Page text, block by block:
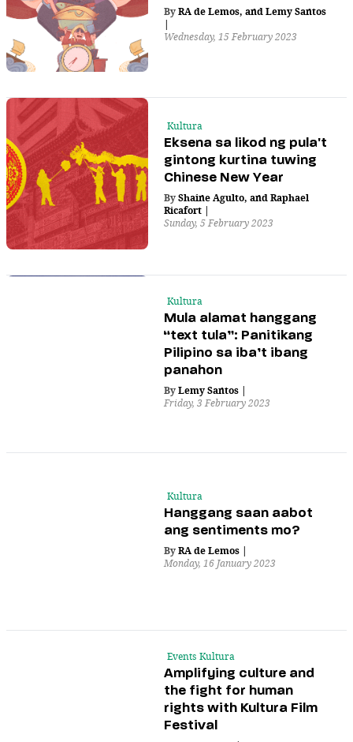
ByRA de Lemos, andLemy Santos
|
Wednesday, 15 February 2023
Kultura
Eksena sa likod ng pula't
gintong kurtina tuwing
Chinese New Year
ByShaine Agulto, andRaphael
Ricafort |
Sunday, 5 February 2023
Kultura
Mula alamat hanggang
“text tula”: Panitikang
Pilipino sa iba’t ibang
panahon
ByLemy Santos |
Friday, 3 February 2023
Kultura
Hanggang saan aabot
ang sentiments mo?
ByRA de Lemos |
Monday, 16 January 2023
Events Kultura
Amplifying culture and
the fight for human
rights with Kultura Film
Festival